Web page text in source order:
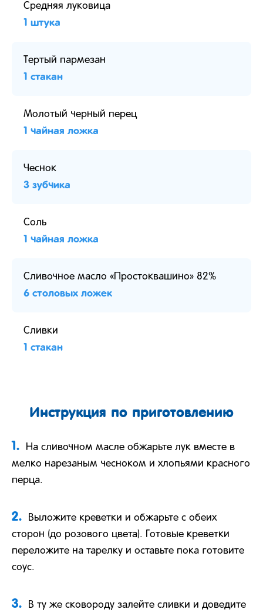
Средняя луковица
1 штука
Тертый пармезан
1 стакан
Молотый черный перец
1 чайная ложка
Чеснок
3 зубчика
Соль
1 чайная ложка
Сливочное масло «Простоквашино» 82%
6 столовых ложек
Сливки
1 стакан
Инструкция по приготовлению
1.
На сливочном масле обжарьте лук вместе в
мелко нарезаным чесноком и хлопьями красного
перца.
2.
Выложите креветки и обжарьте с обеих
сторон (до розового цвета). Готовые креветки
переложите на тарелку и оставьте пока готовите
соус.
3. В ту же сковороду залейте сливки и доведите